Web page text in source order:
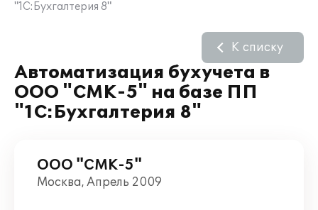
"1С:Бухгалтерия 8"
Автоматизация бухучета в
ООО "СМК-5" на базе ПП
"1С:Бухгалтерия 8"
К списку
ООО "СМК-5"
Москва, Апрель 2009